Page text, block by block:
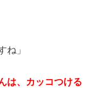
ね」
は、カッコつける